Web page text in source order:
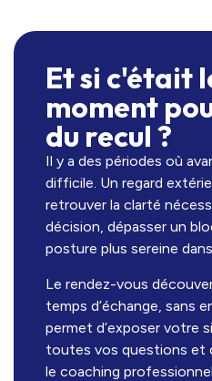
Et si c'était
moment
du recul ?
Il y a des périodes où
difficile. Un regard
retrouver la clarté
décision, dépasser un
posture plus sereine
Le rendez-vous
temps d’échange, sans
permet d’exposer votre
toutes vos questions et
le coaching